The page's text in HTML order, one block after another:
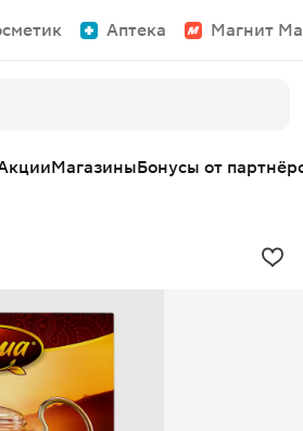
Аптека Магнит
МагазиныБонусы от